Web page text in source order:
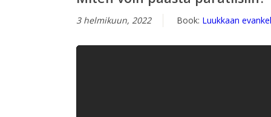
3 helmikuun, 2022 Book: Luukkaan